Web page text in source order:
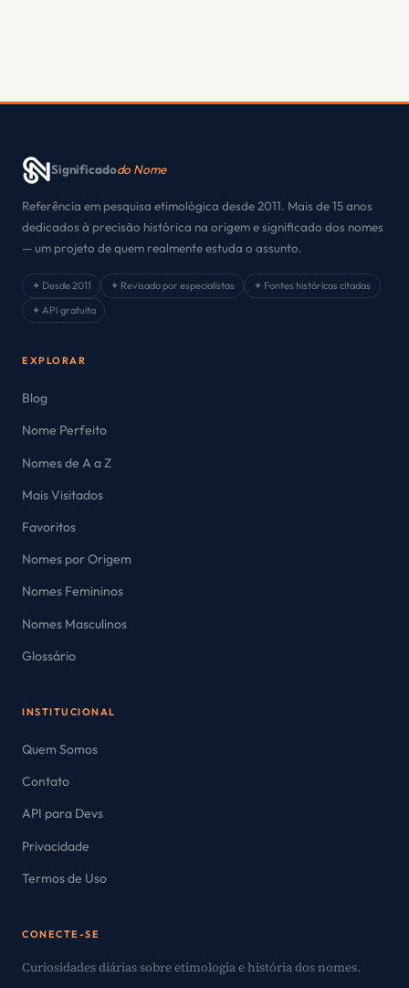
Significadodo Nome
Referência em pesquisa etimológica desde 2011. Mais de 15 anos
dedicados à precisão histórica na origem e significado dos nomes
— um projeto de quem realmente estuda o assunto.
✦ Desde 2011 ✦ Revisado por especialistas
✦ Fontes históricas citadas
✦ API gratuita
EXPLORAR
Blog
Nome Perfeito
Nomes de A a Z
Mais Visitados
Favoritos
Nomes por Origem
Nomes Femininos
Nomes Masculinos
Glossário
INSTITUCIONAL
Quem Somos
Contato
API para Devs
Privacidade
Termos de Uso
CONECTE-SE
Curiosidades diárias sobre etimologia e história dos nomes.